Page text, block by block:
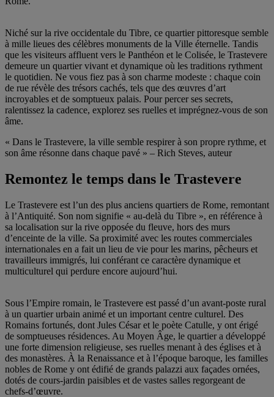
Niché sur la rive occidentale du Tibre, ce quartier pittoresque semble
à mille lieues des célèbres monuments de la Ville éternelle. Tandis
que les visiteurs affluent vers le Panthéon et le Colisée, le Trastevere
demeure un quartier vivant et dynamique où les traditions rythment
le quotidien. Ne vous fiez pas à son charme modeste : chaque coin
de rue révèle des trésors cachés, tels que des œuvres d’art
incroyables et de somptueux palais. Pour percer ses secrets,
ralentissez la cadence, explorez ses ruelles et imprégnez-vous de son
âme.
« Dans le Trastevere, la ville semble respirer à son propre rythme, et
son âme résonne dans chaque pavé » – Rich Steves, auteur
Remontez le temps dans le Trastevere
Le Trastevere est l’un des plus anciens quartiers de Rome, remontant
à l’Antiquité. Son nom signifie « au-delà du Tibre », en référence à
sa localisation sur la rive opposée du fleuve, hors des murs
d’enceinte de la ville. Sa proximité avec les routes commerciales
internationales en a fait un lieu de vie pour les marins, pêcheurs et
travailleurs immigrés, lui conférant ce caractère dynamique et
multiculturel qui perdure encore aujourd’hui.
Sous l’Empire romain, le Trastevere est passé d’un avant-poste rural
à un quartier urbain animé et un important centre culturel. Des
Romains fortunés, dont Jules César et le poète Catulle, y ont érigé
de somptueuses résidences. Au Moyen Âge, le quartier a développé
une forte dimension religieuse, ses ruelles menant à des églises et à
des monastères. À la Renaissance et à l’époque baroque, les familles
nobles de Rome y ont édifié de grands palazzi aux façades ornées,
dotés de cours-jardin paisibles et de vastes salles regorgeant de
chefs-d’œuvre.